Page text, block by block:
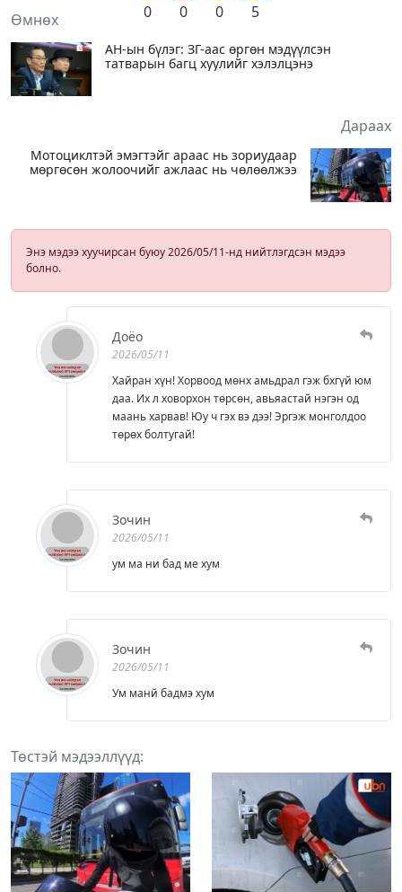
0 0 0 5
Өмнөх
АН-ын бүлэг: ЗГ-аас өргөн мэдүүлсэн
татварын багц хуулийг хэлэлцэнэ
Дараах
Мотоциклтэй эмэгтэйг араас нь зориудаар
мөргөсөн жолоочийг ажлаас нь чөлөөлжээ
Энэ мэдээ хуучирсан буюу 2026/05/11-нд нийтлэгдсэн мэдээ
болно.
Доёо
2026/05/11
Хайран хүн! Хорвоод мөнх амьдрал гэж бхгүй юм
даа. Их л ховорхон төрсөн, авьяастай нэгэн од
маань харвав! Юу ч гэх вэ дээ! Эргэж монголдоо
төрөх болтугай!
Зочин
2026/05/11
ум ма ни бад ме хум
Зочин
2026/05/11
Ум манй бадмэ хум
Төстэй мэдээллүүд: